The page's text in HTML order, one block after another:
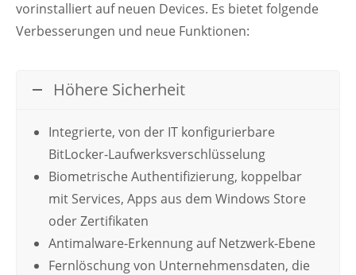
vorinstalliert auf neuen Devices. Es bietet folgende
Verbesserungen und neue Funktionen:
Höhere Sicherheit
Integrierte, von der IT konfigurierbare
BitLocker-Laufwerksverschlüsselung
Biometrische Authentifizierung, koppelbar
mit Services, Apps aus dem Windows Store
oder Zertifikaten
Antimalware-Erkennung auf Netzwerk-Ebene
Fernlöschung von Unternehmensdaten, die